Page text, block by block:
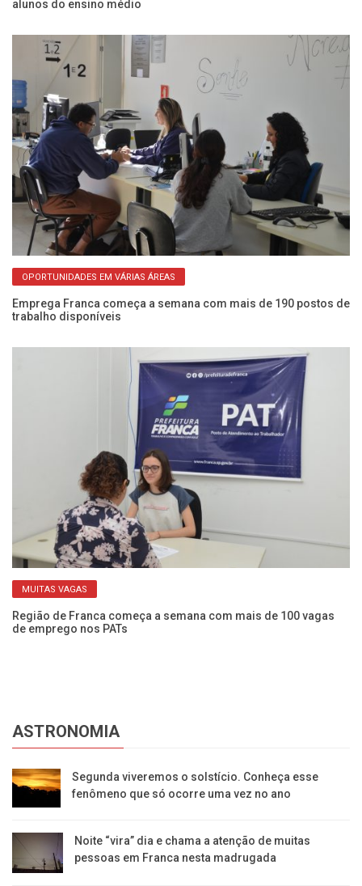
alunos do ensino médio
OPORTUNIDADES EM VÁRIAS ÁREAS
Emprega Franca começa a semana com mais de 190 postos de
trabalho disponíveis
MUITAS VAGAS
Região de Franca começa a semana com mais de 100 vagas
de emprego nos PATs
ASTRONOMIA
Segunda viveremos o solstício. Conheça esse
fenômeno que só ocorre uma vez no ano
Noite “vira” dia e chama a atenção de muitas
pessoas em Franca nesta madrugada